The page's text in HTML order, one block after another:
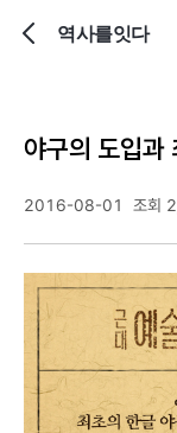
역사를잇다
야구의 도입과
2016-08-01 조회